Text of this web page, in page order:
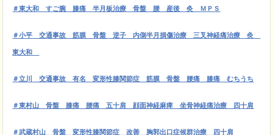
＃東大和 すご腕 膝痛 半月板治療 骨盤 腰 産後 灸 ＭＰＳ
＃小平 交通事故 筋膜骨盤 逆子 内側半月損傷治療 三叉神経痛治療 灸
東大和
＃立川 交通事故 有名 変形性膝関節症 筋膜 骨盤 腰痛 膝痛 むちうち
＃東村山 骨盤 膝痛 腰痛 五十肩 顔面神経麻痺 坐骨神経痛治療 四十肩
＃武蔵村山 骨盤 変形性膝関節症 改善 胸郭出口症候群治療 四十肩